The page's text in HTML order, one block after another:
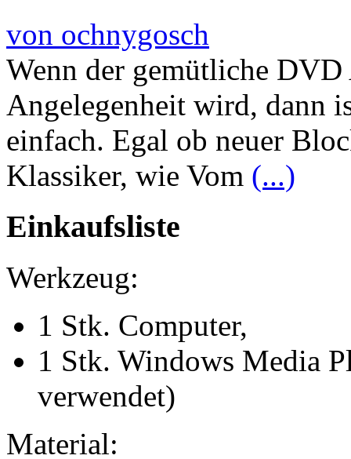
von ochnygosch
Wenn der gemütliche DVD
Angelegenheit wird, dann
einfach. Egal ob neuer
Klassiker, wie Vom (...)
Einkaufsliste
Werkzeug:
1 Stk. Computer,
1 Stk. Windows Media
verwendet)
Material: